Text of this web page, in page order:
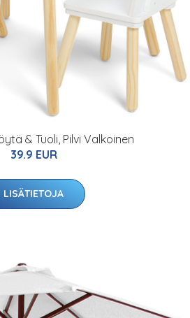
& Tuoli, Pilvi Valkoinen
39.9 EUR
LISÄTIETOJA